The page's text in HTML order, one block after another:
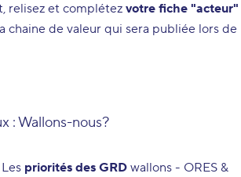
relisez et complétez votre fiche "acteur"
chaine de valeur qui sera publiée lors de
: Wallons-nous?
priorités des GRD wallons - ORES &